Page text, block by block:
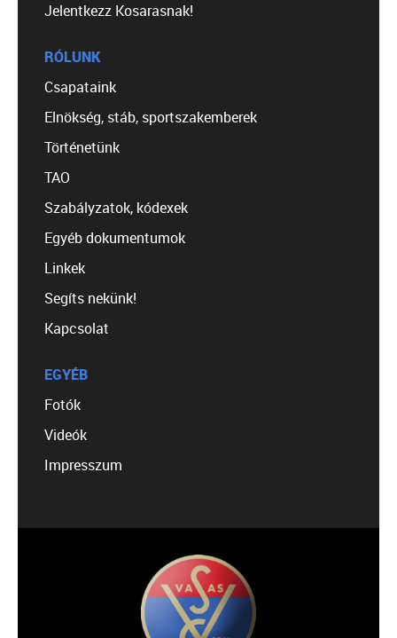
Jelentkezz Kosarasnak!
RÓLUNK
Csapataink
Elnökség, stáb, sportszakemberek
Történetünk
TAO
Szabályzatok, kódexek
Egyéb dokumentumok
Linkek
Segíts nekünk!
Kapcsolat
EGYÉB
Fotók
Videók
Impresszum